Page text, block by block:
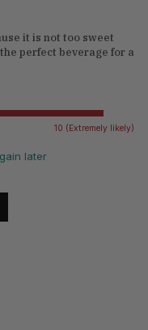
it is not too sweet
perfect beverage for a
10 (Extremely likely)
later